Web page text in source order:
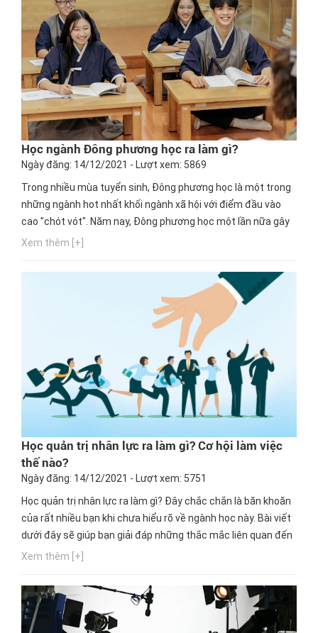
Học ngành Đông phương học ra làm gì?
Ngày đăng: 14/12/2021 - Lượt xem: 5869
Trong nhiều mùa tuyển sinh, Đông phương học là một trong
những ngành hot nhất khối ngành xã hội với điểm đầu vào
cao "chót vót". Năm nay, Đông phương học một lần nữa gây
bất ngờ khi lấy điểm chuẩn tới 29,5 điểm (khối C). Dù vậy, vẫn
gì. Ngay bây giờ, hãy cùng Hướng nghiệp GPO tìm hiểu...
Xem thêm [+]
Học quản trị nhân lực ra làm gì? Cơ hội làm việc
thế nào?
Ngày đăng: 14/12/2021 - Lượt xem: 5751
Học quản trị nhân lực ra làm gì? Đây chắc chắn là băn khoăn
của rất nhiều bạn khi chưa hiểu rõ về ngành học này. Bài viết
dưới đây sẽ giúp bạn giải đáp những thắc mắc liên quan đến
ngành học cũng như công việc tương lai của bạn khi theo
tham khảo nhé.
Xem thêm [+]